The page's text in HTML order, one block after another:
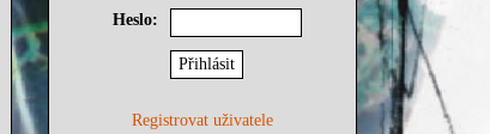
Heslo:
Registrovat uživatele